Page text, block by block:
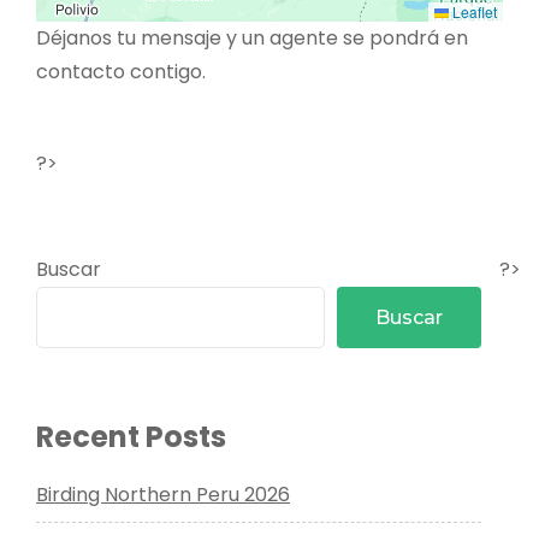
Leaflet
Déjanos tu mensaje y un agente se pondrá en
contacto contigo.
?>
Buscar
Buscar
Recent Posts
Birding Northern Peru 2026
?>